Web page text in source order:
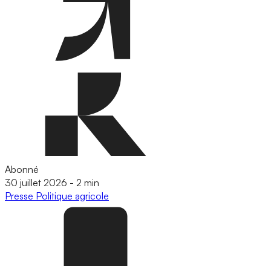
Abonné
30 juillet 2026 - 2 min
Presse Politique agricole